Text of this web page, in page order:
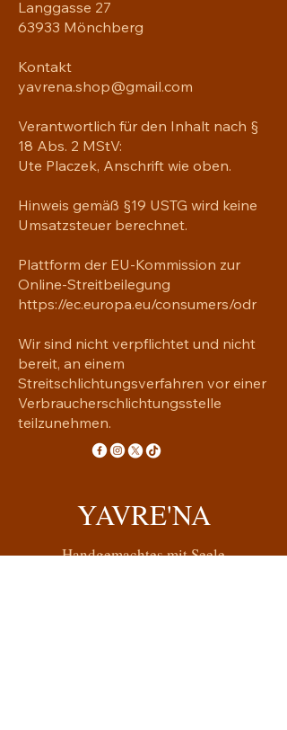
Langgasse 27
63933 Mönchberg
Kontakt
yavrena.shop@gmail.com
Verantwortlich für den Inhalt nach §
18 Abs. 2 MStV:
Ute Placzek, Anschrift wie oben.
Hinweis gemäß §19 USTG wird keine
Umsatzsteuer berechnet.
Plattform der EU-Kommission zur
Online-Streitbeilegung
https://ec.europa.eu/consumers/odr
Wir sind nicht verpflichtet und nicht
bereit, an einem
Streitschlichtungsverfahren vor einer
Verbraucherschlichtungsstelle
teilzunehmen.
YAVRE'NA
Handgemachtes mit Seele